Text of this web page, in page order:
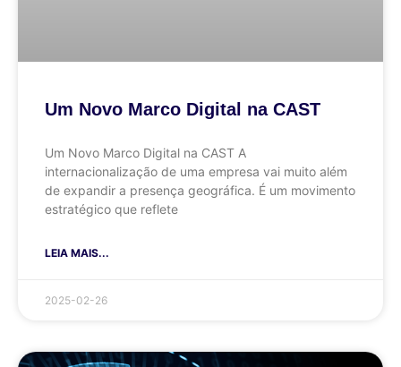
Um Novo Marco Digital na CAST
Um Novo Marco Digital na CAST A
internacionalização de uma empresa vai muito além
de expandir a presença geográfica. É um movimento
estratégico que reflete
LEIA MAIS...
2025-02-26